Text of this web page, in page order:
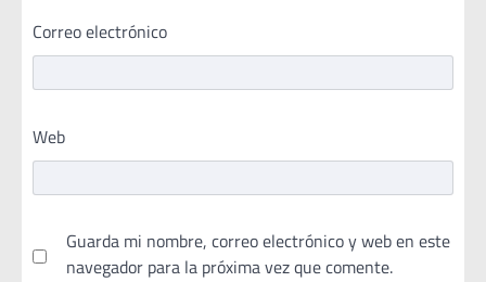
Correo electrónico
Web
Guarda mi nombre, correo electrónico y web en este
navegador para la próxima vez que comente.